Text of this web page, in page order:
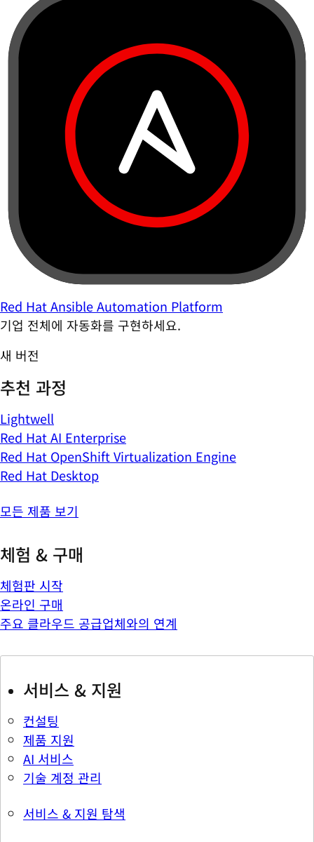
Red Hat Ansible Automation Platform
기업 전체에 자동화를 구현하세요.
새 버전
추천 과정
Lightwell
Red Hat AI Enterprise
Red Hat OpenShift Virtualization Engine
Red Hat Desktop
모든 제품 보기
체험 & 구매
체험판 시작
온라인 구매
주요 클라우드 공급업체와의 연계
서비스 & 지원
컨설팅
제품 지원
AI 서비스
기술 계정 관리
서비스 & 지원 탐색